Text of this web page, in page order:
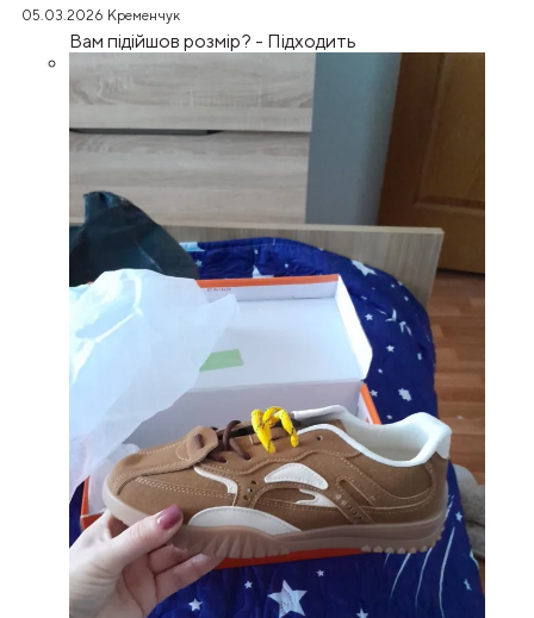
05.03.2026 Кременчук
Вам підійшов розмір? - Підходить